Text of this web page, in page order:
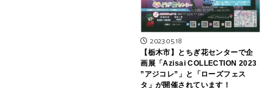
2023.05.18
【栃木市】とちぎ花センターで企
画展「Azisai COLLECTION 2023
”アジコレ”」と「ローズフェス
タ」が開催されています！